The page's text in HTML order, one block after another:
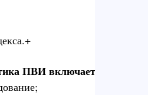
ПВИ включает